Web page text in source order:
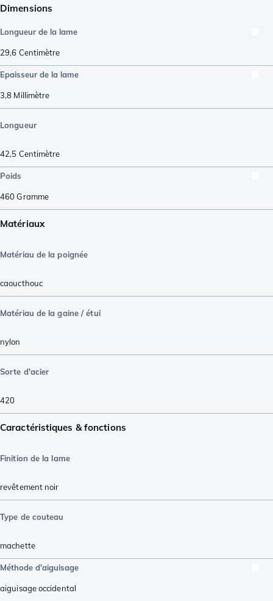
Dimensions
Longueur de la lame
29,6 Centimètre
Epaisseur de la lame
3,8 Millimètre
Longueur
42,5 Centimètre
Poids
460Gramme
Matériaux
Matériau de la poignée
caoucthouc
Matériau de la gaine / étui
nylon
Sorte d'acier
420
Caractéristiques & fonctions
Finition de la lame
revêtement noir
Type de couteau
machette
Méthode d'aiguisage
aiguisage occidental